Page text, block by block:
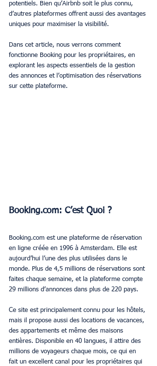
potentiels. Bien qu’Airbnb soit le plus connu,
d’autres plateformes offrent aussi des avantages
uniques pour maximiser la visibilité.
Dans cet article, nous verrons comment
fonctionne Booking pour les propriétaires, en
explorant les aspects essentiels de la gestion
des annonces et l’optimisation des réservations
sur cette plateforme.
Booking.com: C’est Quoi ?
Booking.com est une plateforme de réservation
en ligne créée en 1996 à Amsterdam. Elle est
aujourd’hui l’une des plus utilisées dans le
monde. Plus de 4,5 millions de réservations sont
faites chaque semaine, et la plateforme compte
29 millions d’annonces dans plus de 220 pays.
Ce site est principalement connu pour les hôtels,
mais il propose aussi des locations de vacances,
des appartements et même des maisons
entières. Disponible en 40 langues, il attire des
millions de voyageurs chaque mois, ce qui en
fait un excellent canal pour les propriétaires qui